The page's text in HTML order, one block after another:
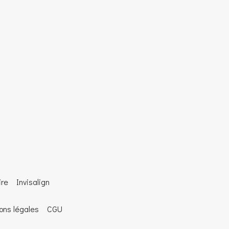
Invisalign
légales CGU